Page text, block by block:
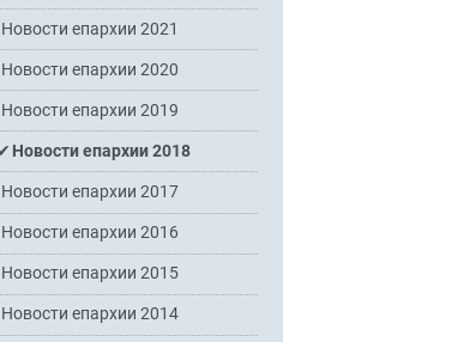
Новости епархии 2021
Новости епархии 2020
Новости епархии 2019
Новости епархии 2018
Новости епархии 2017
Новости епархии 2016
Новости епархии 2015
Новости епархии 2014